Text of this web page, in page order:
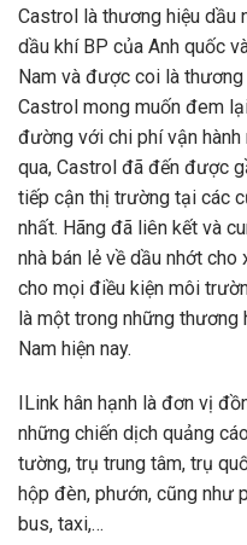
Castrol là thương hiệu
dầu khí BP của Anh quốc
Nam và được coi là
Castrol mong muốn đem
đường với chi phí vận hành
qua, Castrol đã đến được
tiếp cận thị trường tại các
nhất. Hãng đã liên kết và
nhà bán lẻ về dầu nhớt
cho mọi điều kiện môi
là một trong những
Nam hiện nay.
ILink hân hạnh là đơn vị
những chiến dịch quảng
tường, trụ trung tâm, trụ
hộp đèn, phướn, cũng như
bus, taxi,…